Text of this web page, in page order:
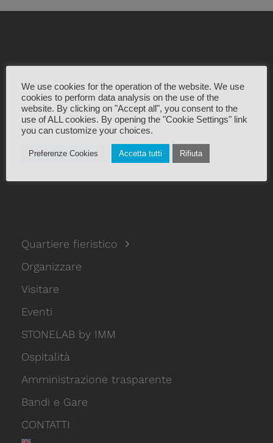
Viale Galilei 133
54033 Marina di Carrara
+39 0585 787963
Quartiere fieristico
Organizzare
Visitare
Eventi
STONELAB by IMM
Ospitalità
Amministrazione trasparente
Bandi e Gare
CONTATTI
We use cookies for the operation of the website. We use
cookies to perform data analysis on the use of the
website. By clicking on "Accept all", you consent to the
use of ALL cookies. By opening the "Cookie Settings" link
you can customize your choices.
Preferenze Cookies Accetta tutti Rifiuta